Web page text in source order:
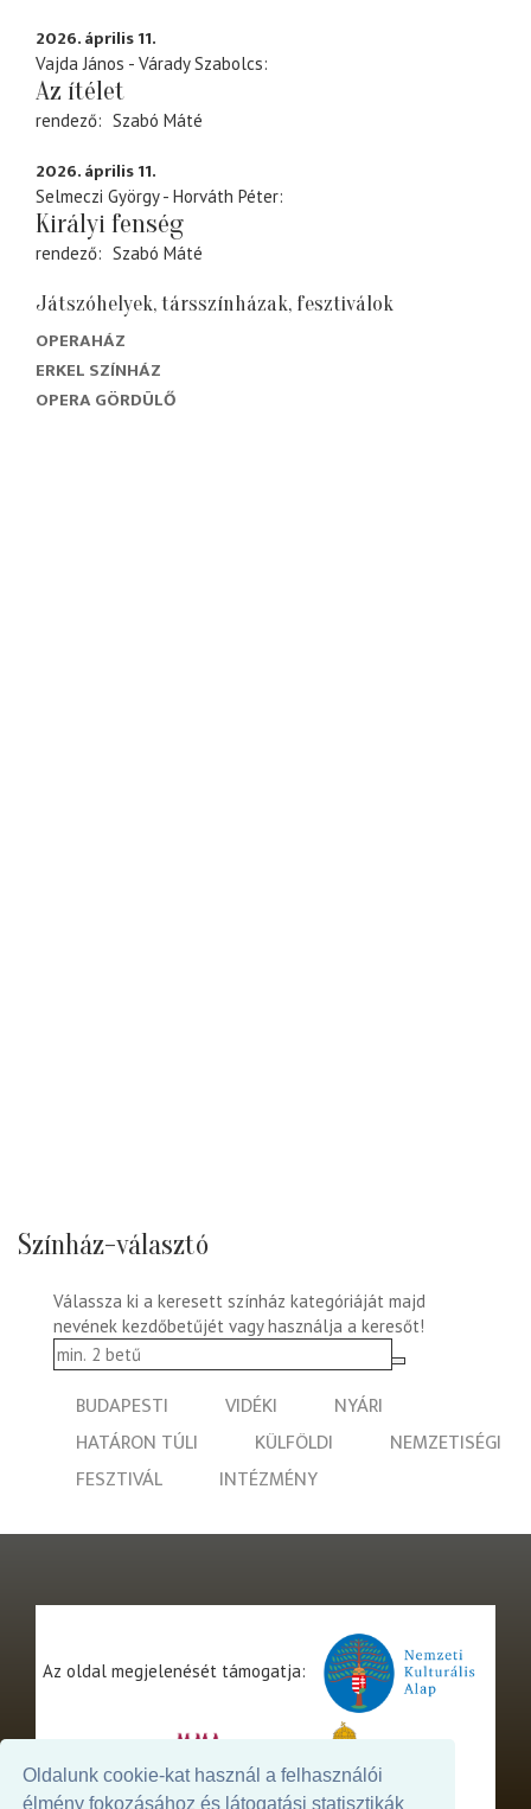
Oldalunk cookie-kat használ a felhasználói
élmény fokozásához és látogatási statisztikák
2026. április 11.
Vajda János - Várady Szabolcs
Az ítélet
rendező Szabó Máté
2026. április 11.
Selmeczi György - Horváth Péter
Királyi fenség
rendező Szabó Máté
Játszóhelyek, társszínházak, fesztiválok
OPERAHÁZ
ERKEL SZÍNHÁZ
OPERA GÖRDÜLŐ
Színház-választó
Válassza ki a keresett színház kategóriáját majd
nevének kezdőbetűjét vagy használja a keresőt!
BUDAPESTI VIDÉKI
NYÁRI
HATÁRON TÚLI
KÜLFÖLDI
NEMZETISÉGI
FESZTIVÁL
INTÉZMÉNY
Az oldal megjelenését támogatja: